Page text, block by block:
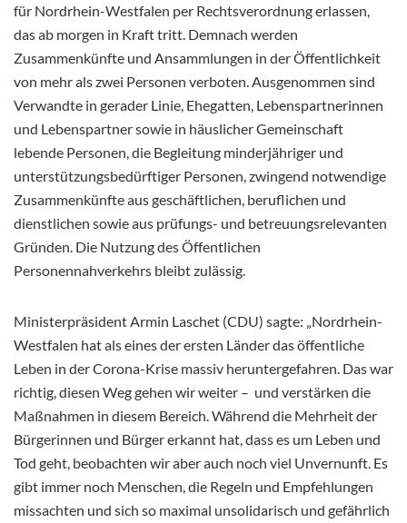
für Nordrhein-Westfalen per Rechtsverordnung erlassen,
das ab morgen in Kraft tritt. Demnach werden
Zusammenkünfte und Ansammlungen in der Öffentlichkeit
von mehr als zwei Personen verboten. Ausgenommen sind
Verwandte in gerader Linie, Ehegatten, Lebenspartnerinnen
und Lebenspartner sowie in häuslicher Gemeinschaft
lebende Personen, die Begleitung minderjähriger und
unterstützungsbedürftiger Personen, zwingend notwendige
Zusammenkünfte ausgeschäftlichen, beruflichen und
dienstlichen sowie aus prüfungs- und betreuungsrelevanten
Gründen. Die Nutzung des Öffentlichen
Personennahverkehrs bleibt zulässig.
Ministerpräsident Armin Laschet (CDU) sagte: „Nordrhein-
Westfalen hat als eines der ersten Länder das öffentliche
Leben in der Corona-Krise massiv heruntergefahren. Das war
richtig, diesen Weg gehen wir weiter – und verstärken die
Maßnahmen in diesem Bereich. Während die Mehrheit der
Bürgerinnen und Bürger erkannt hat, dass es um Leben und
Tod geht, beobachten wir aber auch noch viel Unvernunft. Es
gibt immer noch Menschen, die Regeln und Empfehlungen
missachten und sich so maximal unsolidarisch und gefährlich